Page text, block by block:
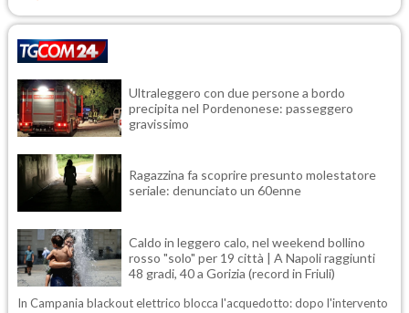
Ultraleggero con due persone a bordo
precipita nel Pordenonese: passeggero
gravissimo
Ragazzina fa scoprire presunto molestatore
seriale: denunciato un 60enne
Caldo in leggero calo, nel weekend bollino
rosso "solo" per 19 città | A Napoli raggiunti
48 gradi, 40 a Gorizia (record in Friuli)
In Campania blackout elettrico blocca l'acquedotto: dopo l'intervento